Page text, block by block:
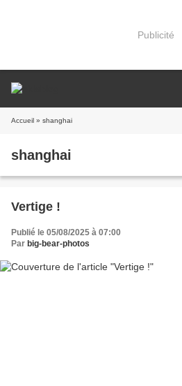
Publicité
Accueil » shanghai
shanghai
Vertige !
Publié le 05/08/2025 à 07:00
Par big-bear-photos